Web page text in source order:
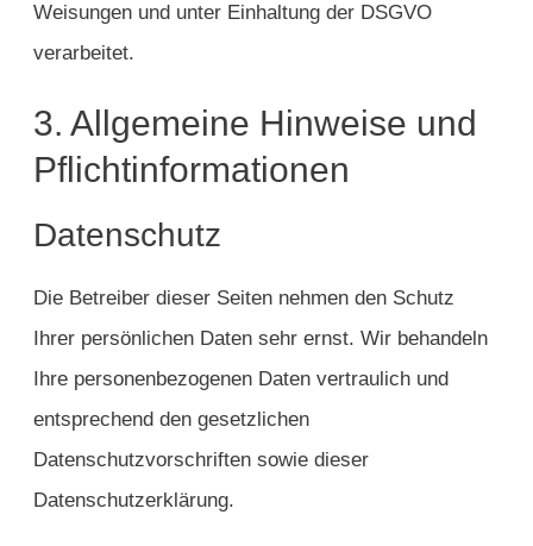
Weisungen und unter Einhaltung der DSGVO
verarbeitet.
3. Allgemeine Hinweise und
Pflicht­informationen
Datenschutz
Die Betreiber dieser Seiten nehmen den Schutz
Ihrer persönlichen Daten sehr ernst. Wir behandeln
Ihre personenbezogenen Daten vertraulich und
entsprechend den gesetzlichen
Datenschutzvorschriften sowie dieser
Datenschutzerklärung.